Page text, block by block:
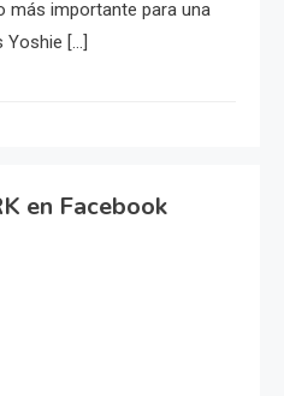
más importante para una
Yoshie […]
en Facebook